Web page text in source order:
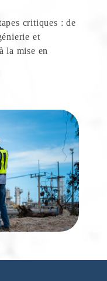
critiques : de
et
la mise en